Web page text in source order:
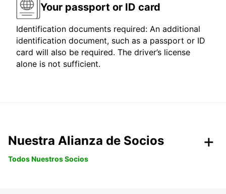
Your passport or ID card
Identification documents required: An additional
identification document, such as a passport or ID
card will also be required. The driver’s license
alone is not sufficient.
Nuestra Alianza de Socios
Todos Nuestros Socios